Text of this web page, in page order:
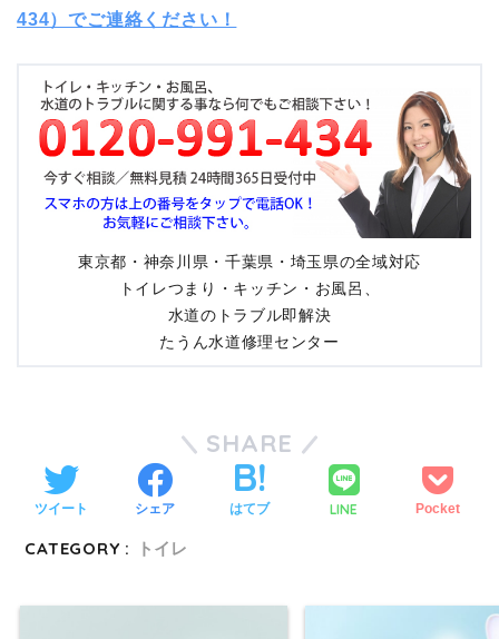
434）でご連絡ください！
東京都・神奈川県・千葉県・埼玉県の全域対応
トイレつまり・キッチン・お風呂、
水道のトラブル即解決
たうん水道修理センター
SHARE
ツイート シェア はてブ LINE Pocket
CATEGORY : トイレ